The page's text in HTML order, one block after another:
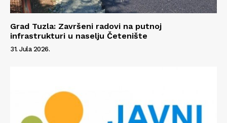
Info
Grad Tuzla: Završeni radovi na putnoj
infrastrukturi u naselju Četenište
31. Jula 2026.